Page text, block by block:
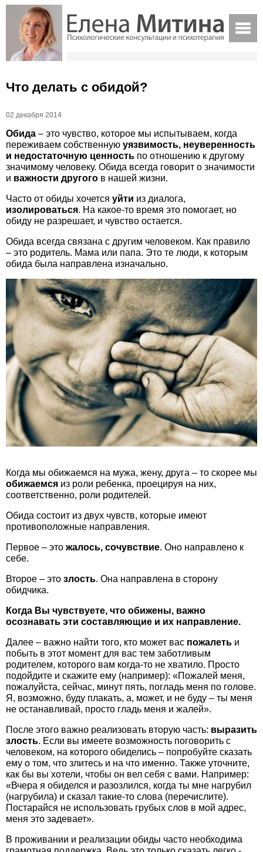
Что делать с обидой?
02 декабря 2014
Обида – это чувство, которое мы испытываем, когда
переживаем собственную уязвимость, неуверенность
и недостаточную ценность по отношению к другому
значимому человеку. Обида всегда говорит о значимости
и важности другого в нашей жизни.
Часто от обиды хочется уйти из диалога,
изолироваться. На какое-то время это помогает, но
обиду не разрешает, и чувство остается.
Обида всегда связана с другим человеком. Как правило
– это родитель. Мама или папа. Это те люди, к которым
обида была направлена изначально.
Когда мы обижаемся на мужа, жену, друга – то скорее мы
обижаемся из роли ребенка, проецируя на них,
соответственно, роли родителей.
Обида состоит из двух чувств, которые имеют
противоположные направления.
Первое – это жалось, сочувствие. Оно направлено к
себе.
Второе – это злость. Она направлена в сторону
обидчика.
Когда Вы чувствуете, что обижены, важно
осознавать эти составляющие и их направление.
Далее – важно найти того, кто может вас пожалеть и
побыть в этот момент для вас тем заботливым
родителем, которого вам когда-то не хватило. Просто
подойдите и скажите ему (например): «Пожалей меня,
пожалуйста, сейчас, минут пять, погладь меня по голове.
Я, возможно, буду плакать, а, может, и не буду – ты меня
не останавливай, просто гладь меня и жалей».
После этого важно реализовать вторую часть: выразить
злость. Если вы имеете возможность поговорить с
человеком, на которого обиделись – попробуйте сказать
ему о том, что злитесь и на что именно. Также уточните,
как бы вы хотели, чтобы он вел себя с вами. Например:
«Вчера я обиделся и разозлился, когда ты мне нагрубил
(нагрубила) и сказал такие-то слова (перечислите).
Постарайся не использовать грубых слов в мой адрес,
меня это задевает».
В проживании и реализации обиды часто необходима